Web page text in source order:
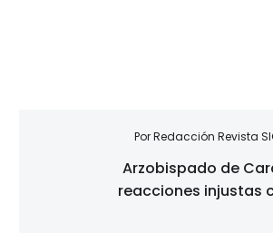
Por Redacción Revista
Arzobispado de
reacciones injustas